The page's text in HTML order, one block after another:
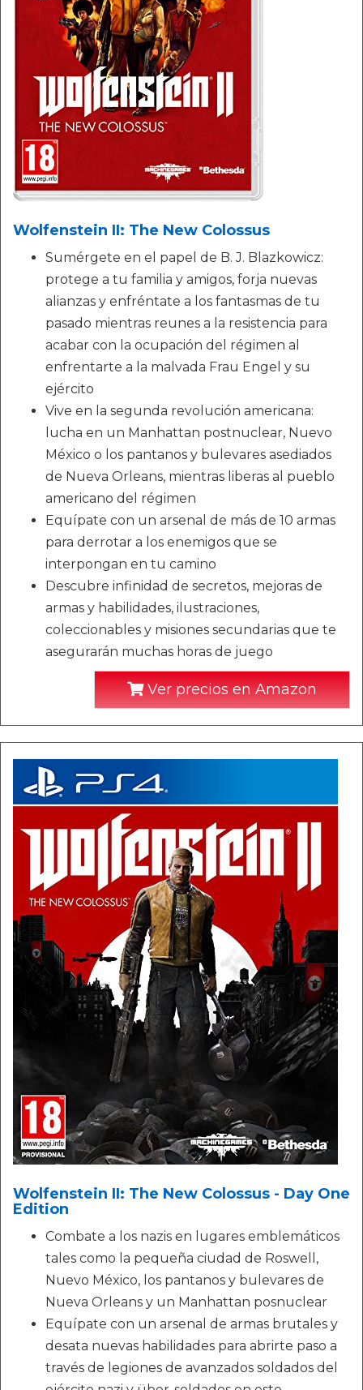
Wolfenstein II: The New Colossus
Sumérgete en el papel de B. J. Blazkowicz:
protege a tu familia y amigos, forja nuevas
alianzas y enfréntate a los fantasmas de tu
pasado mientras reunes a la resistencia para
acabar con la ocupación del régimen al
enfrentarte a la malvada Frau Engel y su
ejército
Vive en la segunda revolución americana:
lucha en un Manhattan postnuclear, Nuevo
México o los pantanos y bulevares asediados
de Nueva Orleans, mientras liberas al pueblo
americano del régimen
Equípate con un arsenal de más de 10 armas
para derrotar a los enemigos que se
interpongan en tu camino
Descubre infinidad de secretos, mejoras de
armas y habilidades, ilustraciones,
coleccionables y misiones secundarias que te
asegurarán muchas horas de juego
Ver precios en Amazon
Wolfenstein II: The New Colossus - Day One
Edition
Combate a los nazis en lugares emblemáticos
tales como la pequeña ciudad de Roswell,
Nuevo México, los pantanos y bulevares de
Nueva Orleans y un Manhattan posnuclear
Equípate con un arsenal de armas brutales y
desata nuevas habilidades para abrirte paso a
través de legiones de avanzados soldados del